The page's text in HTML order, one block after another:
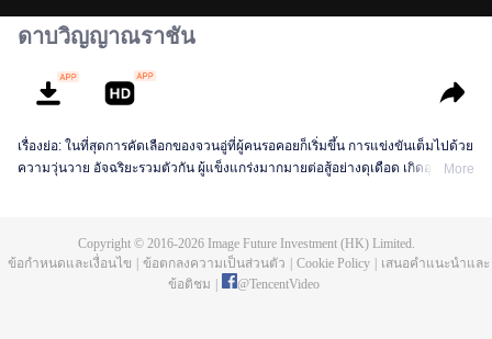
ดาบวิญญาณราชัน
เรื่องย่อ: ในที่สุดการคัดเลือกของจวนอู่ที่ผู้คนรอคอยก็เริ่มขึ้น การแข่งขันเต็มไปด้วย
ความวุ่นวาย อัจฉริยะรวมตัวกัน ผู้แข็งแกร่งมากมายต่อสู้อย่างดุเดือด เกิดอุบัติเหตุ
การลอบสังหารที่ไม่อาจคาดเดานี้ได้อย่างไร
More
Copyright © 2016-2026Image Future Investment (HK) Limited.
ข้อกำหนดและเงื่อนไข
ข้อตกลงความเป็นส่วนตัว Cookie Policy
เสนอคำแนะนำและ
ข้อติชม
@TencentVideo